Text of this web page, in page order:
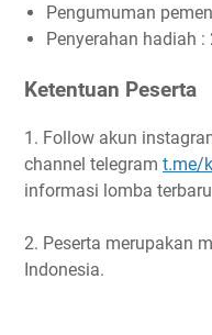
Pengumuman
Penyerahan hadiah :
Ketentuan Peserta
1. Follow akun
channel telegram t.me/
informasi lomba terbaru
2. Peserta merupakan
Indonesia.